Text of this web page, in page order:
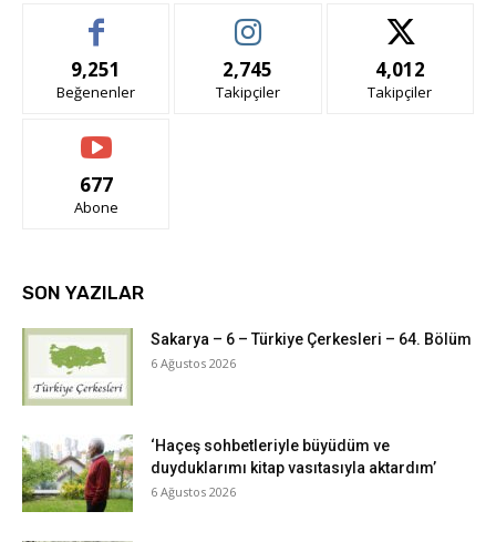
9,251
Beğenenler
2,745
Takipçiler
4,012
Takipçiler
677
Abone
SON YAZILAR
Sakarya – 6 – Türkiye Çerkesleri – 64. Bölüm
6 Ağustos 2026
‘Haçeş sohbetleriyle büyüdüm ve
duyduklarımı kitap vasıtasıyla aktardım’
6 Ağustos 2026